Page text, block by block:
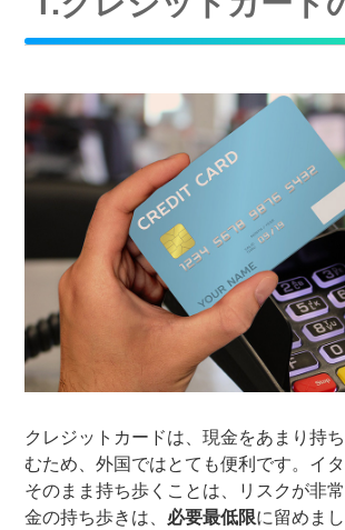
クレジットカードは、現金をあまり持
むため、外国ではとても便利です。イ
そのまま持ち歩くことは、リスクが非
金の持ち歩きは、 必要最低限に留めまし